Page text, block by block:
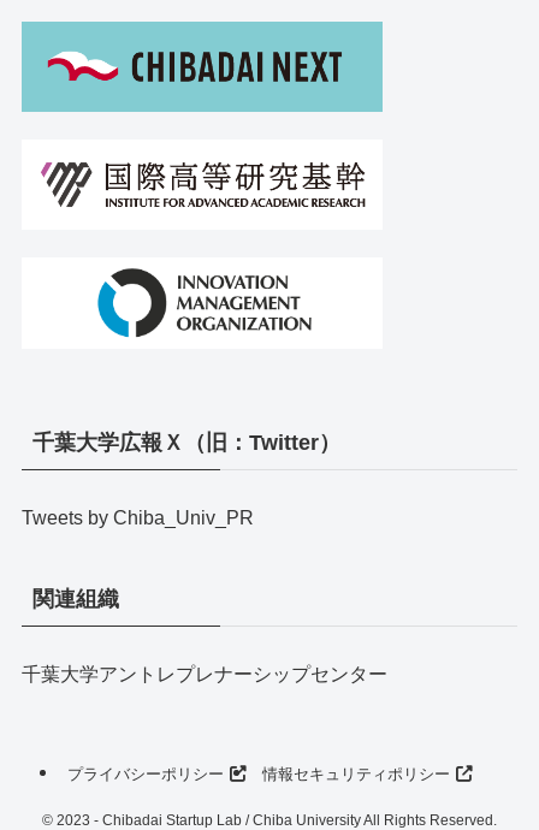
千葉大学広報Ｘ（旧：Twitter）
Tweets by Chiba_Univ_PR
関連組織
千葉大学アントレプレナーシップセンター
プライバシーポリシー 情報セキュリティポリシー
© 2023 - Chibadai Startup Lab / Chiba University All Rights Reserved.